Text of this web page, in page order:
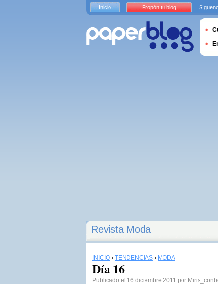
Revista Moda
INICIO › TENDENCIAS › MODA
Día 16
Publicado el 16 diciembre 2011 por
Inicio Propón tu blog